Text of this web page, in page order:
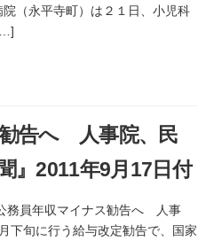
（永平寺町）は２１日、小児科
告へ 人事院、民
』2011年9月17日付
務員年収マイナス勧告へ 人事
旬に行う給与改定勧告で、国家